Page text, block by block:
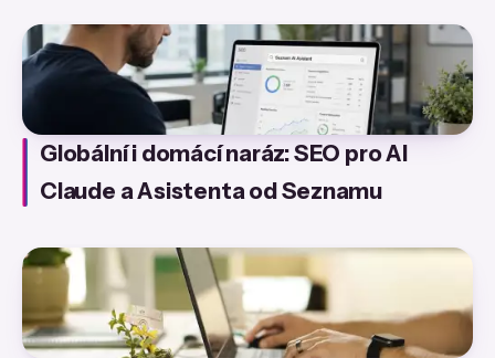
Globální i domácí naráz: SEO pro AI
Claude a Asistenta od Seznamu